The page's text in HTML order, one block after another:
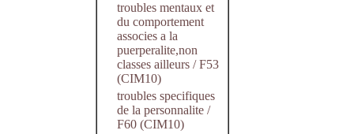
troubles mentaux et
du comportement
associes a la
puerperalite,non
classes ailleurs / F53
(CIM10)
troubles specifiques
de la personnalite /
F60 (CIM10)